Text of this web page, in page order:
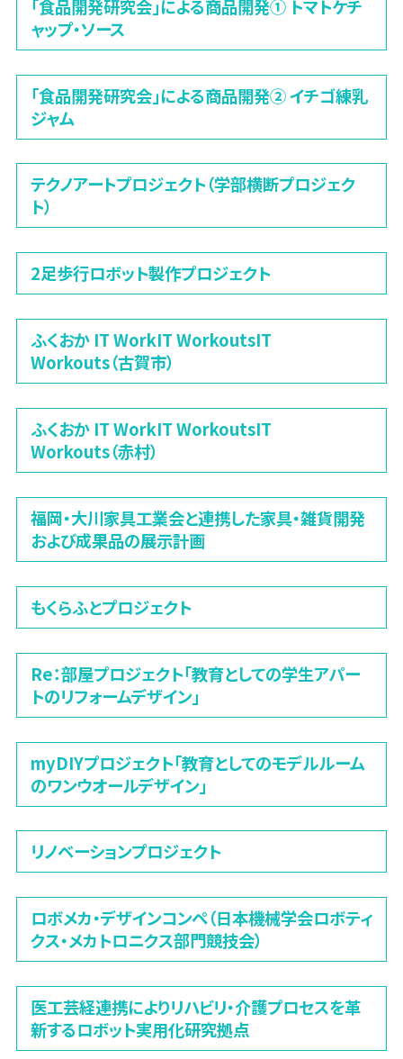
「食品開発研究会」による商品開発① トマトケチ
ャップ・ソース
「食品開発研究会」による商品開発② イチゴ練乳
ジャム
テクノアートプロジェクト（学部横断プロジェク
ト）
2足歩行ロボット製作プロジェクト
ふくおか IT WorkIT WorkoutsIT
Workouts（古賀市）
ふくおか IT WorkIT WorkoutsIT
Workouts（赤村）
福岡・大川家具工業会と連携した家具・雑貨開発
および成果品の展示計画
もくらふとプロジェクト
Re：部屋プロジェクト「教育としての学生アパー
トのリフォームデザイン」
myDIYプロジェクト「教育としてのモデルルーム
のワンウオールデザイン」
リノベーションプロジェクト
ロボメカ・デザインコンペ（日本機械学会ロボティ
クス・メカトロニクス部門競技会）
医工芸経連携によりリハビリ・介護プロセスを革
新するロボット実用化研究拠点